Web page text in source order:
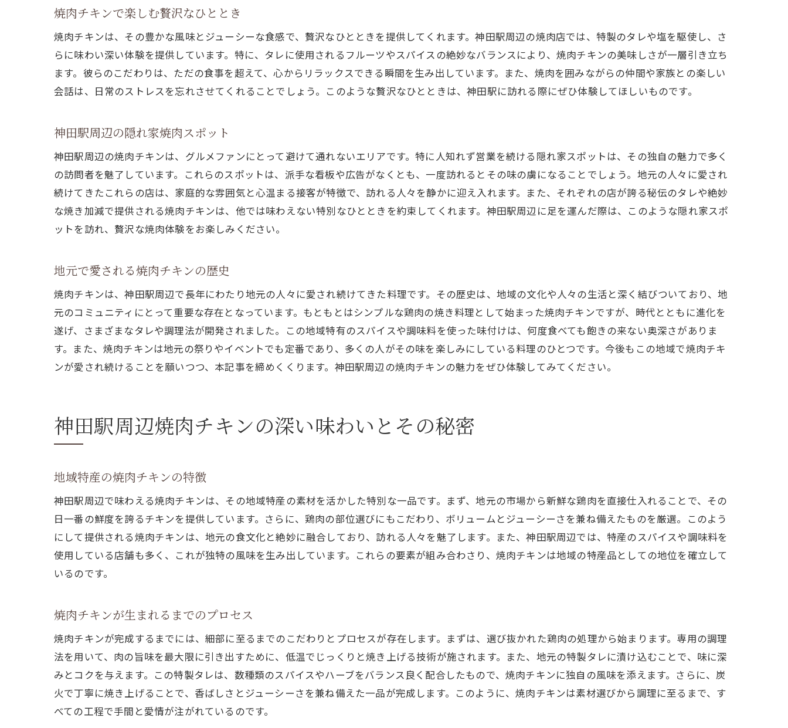
旅の思い出に残る焼肉チキン
神田駅の焼肉チキンを巡る旅
絶品の焼肉チキンを求めて
焼肉チキンの奥深い世界神田駅での特別な体験
焼肉チキンを通じた地元文化の理解
特別な体験を提供する焼肉チキンのお店
焼肉チキンが繋ぐコミュニティ
焼肉チキンの風味神田駅での美食探訪
美食家が注目する焼肉チキンの味わい
神田駅で見つける焼肉チキンの新たな魅力
焼肉チキンに合うドリンクの選び方
焼肉チキンで巡るグルメ探訪
神田駅での焼肉チキンを楽しむベストスポット
神田駅周辺での焼肉チキングルメハント
地元の名店で味わう焼肉チキンの奥深さ
焼肉チキンで始める神田駅のグルメ旅
焼肉チキンと共に探索する食の世界
焼肉チキンで楽しむ贅沢なひととき
焼肉チキンは、その豊かな風味とジューシーな食感で、贅沢なひとときを提供してくれます。神田駅周辺の焼肉店では、特製のタレや塩を駆使し、さ
らに味わい深い体験を提供しています。特に、タレに使用されるフルーツやスパイスの絶妙なバランスにより、焼肉チキンの美味しさが一層引き立ち
ます。彼らのこだわりは、ただの食事を超えて、心からリラックスできる瞬間を生み出しています。また、焼肉を囲みながらの仲間や家族との楽しい
会話は、日常のストレスを忘れさせてくれることでしょう。このような贅沢なひとときは、神田駅に訪れる際にぜひ体験してほしいものです。
神田駅周辺の隠れ家焼肉スポット
神田駅周辺の焼肉チキンは、グルメファンにとって避けて通れないエリアです。特に人知れず営業を続ける隠れ家スポットは、その独自の魅力で多く
の訪問者を魅了しています。これらのスポットは、派手な看板や広告がなくとも、一度訪れるとその味の虜になることでしょう。地元の人々に愛され
続けてきたこれらの店は、家庭的な雰囲気と心温まる接客が特徴で、訪れる人々を静かに迎え入れます。また、それぞれの店が誇る秘伝のタレや絶妙
な焼き加減で提供される焼肉チキンは、他では味わえない特別なひとときを約束してくれます。神田駅周辺に足を運んだ際は、このような隠れ家スポ
ットを訪れ、贅沢な焼肉体験をお楽しみください。
地元で愛される焼肉チキンの歴史
焼肉チキンは、神田駅周辺で長年にわたり地元の人々に愛され続けてきた料理です。その歴史は、地域の文化や人々の生活と深く結びついており、地
元のコミュニティにとって重要な存在となっています。もともとはシンプルな鶏肉の焼き料理として始まった焼肉チキンですが、時代とともに進化を
遂げ、さまざまなタレや調理法が開発されました。この地域特有のスパイスや調味料を使った味付けは、何度食べても飽きの来ない奥深さがありま
す。また、焼肉チキンは地元の祭りやイベントでも定番であり、多くの人がその味を楽しみにしている料理のひとつです。今後もこの地域で焼肉チキ
ンが愛され続けることを願いつつ、本記事を締めくくります。神田駅周辺の焼肉チキンの魅力をぜひ体験してみてください。
神田駅周辺焼肉チキンの深い味わいとその秘密
地域特産の焼肉チキンの特徴
神田駅周辺で味わえる焼肉チキンは、その地域特産の素材を活かした特別な一品です。まず、地元の市場から新鮮な鶏肉を直接仕入れることで、その
日一番の鮮度を誇るチキンを提供しています。さらに、鶏肉の部位選びにもこだわり、ボリュームとジューシーさを兼ね備えたものを厳選。このよう
にして提供される焼肉チキンは、地元の食文化と絶妙に融合しており、訪れる人々を魅了します。また、神田駅周辺では、特産のスパイスや調味料を
使用している店舗も多く、これが独特の風味を生み出しています。これらの要素が組み合わさり、焼肉チキンは地域の特産品としての地位を確立して
いるのです。
焼肉チキンが生まれるまでのプロセス
焼肉チキンが完成するまでには、細部に至るまでのこだわりとプロセスが存在します。まずは、選び抜かれた鶏肉の処理から始まります。専用の調理
法を用いて、肉の旨味を最大限に引き出すために、低温でじっくりと焼き上げる技術が施されます。また、地元の特製タレに漬け込むことで、味に深
みとコクを与えます。この特製タレは、数種類のスパイスやハーブをバランス良く配合したもので、焼肉チキンに独自の風味を添えます。さらに、炭
火で丁寧に焼き上げることで、香ばしさとジューシーさを兼ね備えた一品が完成します。このように、焼肉チキンは素材選びから調理に至るまで、す
べての工程で手間と愛情が注がれているのです。